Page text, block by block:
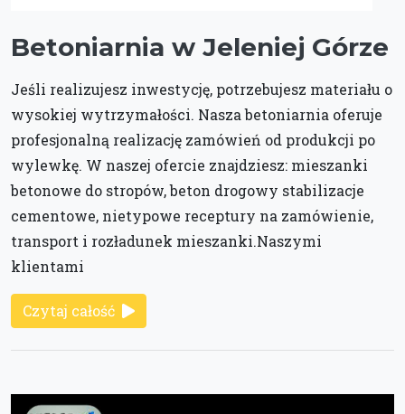
Betoniarnia w Jeleniej Górze
Jeśli realizujesz inwestycję, potrzebujesz materiału o
wysokiej wytrzymałości. Nasza betoniarnia oferuje
profesjonalną realizację zamówień od produkcji po
wylewkę. W naszej ofercie znajdziesz: mieszanki
betonowe do stropów, beton drogowy stabilizacje
cementowe, nietypowe receptury na zamówienie,
transport i rozładunek mieszanki.Naszymi
klientami
Czytaj całość